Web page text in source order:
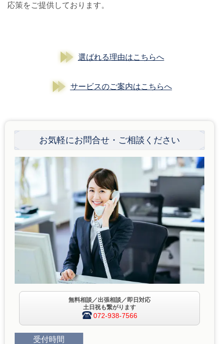
応策をご提供しております。
選ばれる理由はこちらへ
サービスのご案内はこちらへ
お気軽にお問合せ・ご相談ください
無料相談／出張相談／即日対応
土日祝も繋がります
072-938-7566
受付時間